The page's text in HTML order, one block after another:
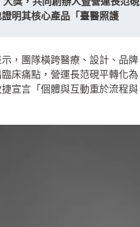
明其核心產品「臺醫照護
，團隊橫跨醫療、設計、品牌
床痛點，營運長范硯平轉化為
宣言「個體與互動重於流程與